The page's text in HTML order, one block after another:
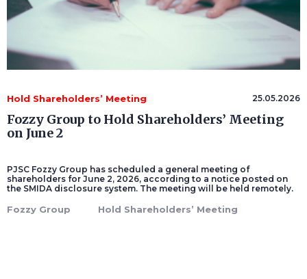
Hold Shareholders’ Meeting 25.05.2026
Fozzy Group to Hold Shareholders’ Meeting
on June 2
PJSC Fozzy Group has scheduled a general meeting of
shareholders for June 2, 2026, according to a notice posted on
the SMIDA disclosure system. The meeting will be held remotely.
Fozzy Group Hold Shareholders’ Meeting